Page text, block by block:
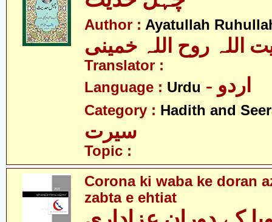
Author : Ayatullah
اللہ روح اللہ خمینی
Translator :
Language : Urdu - اردو
Category : Hadith and
سیرت
Topic :
Corona ki waba ke doran
zabta e ehtiat